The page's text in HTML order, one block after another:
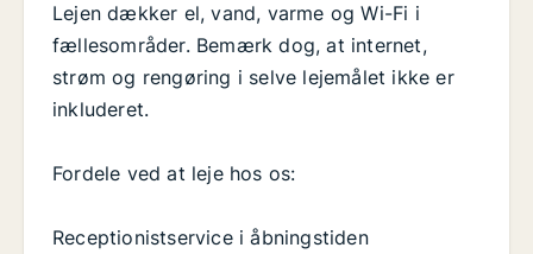
Lejen dækker el, vand, varme og Wi-Fi i
fællesområder. Bemærk dog, at internet,
strøm og rengøring i selve lejemålet ikke er
inkluderet.
Fordele ved at leje hos os:
Receptionistservice i åbningstiden